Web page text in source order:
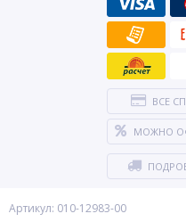
Артикул: 010-12983-00
ВСЕ
МОЖНО